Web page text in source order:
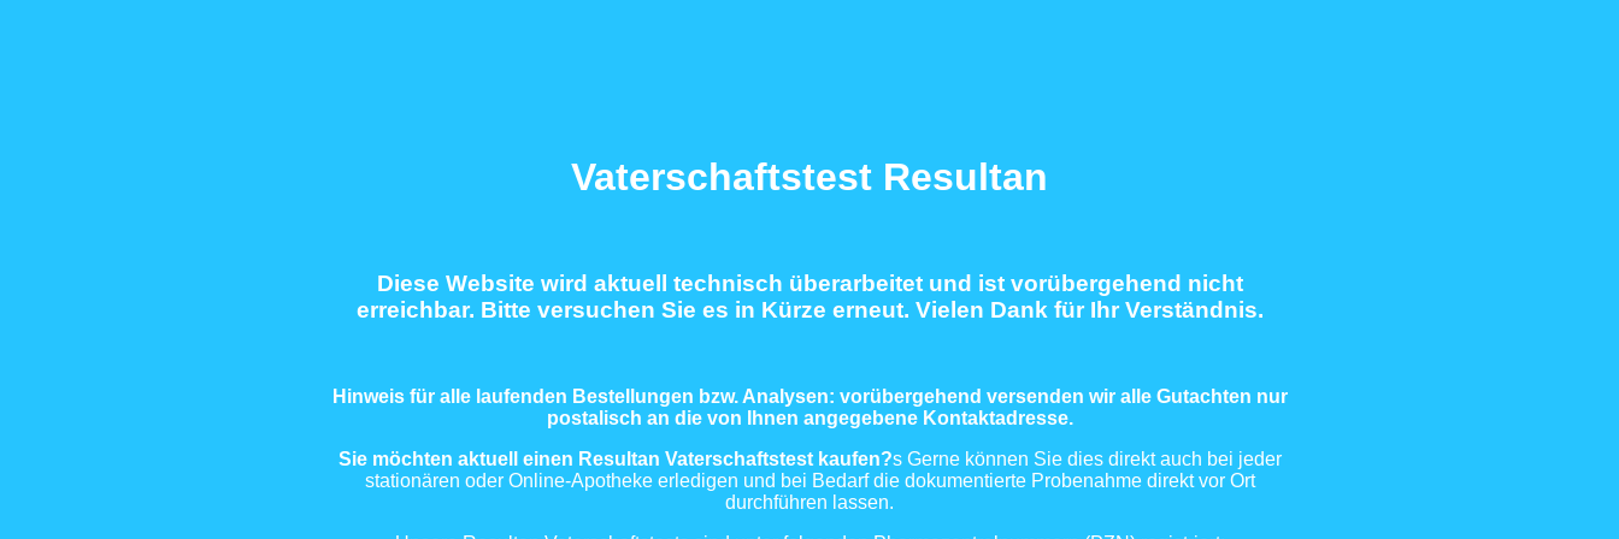
Vaterschaftstest Resultan
Diese Website wird aktuell technisch überarbeitet und ist vorübergehend nicht
erreichbar. Bitte versuchen Sie es in Kürze erneut. Vielen Dank für Ihr Verständnis.
Hinweis für alle laufenden Bestellungen bzw. Analysen: vorübergehend versenden wir alle Gutachten nur
postalisch an die von Ihnen angegebene Kontaktadresse.
Sie möchten aktuell einen Resultan Vaterschaftstest kaufen?s Gerne können Sie dies direkt auch bei jeder
stationären oder Online-Apotheke erledigen und bei Bedarf die dokumentierte Probenahme direkt vor Ort
durchführen lassen.